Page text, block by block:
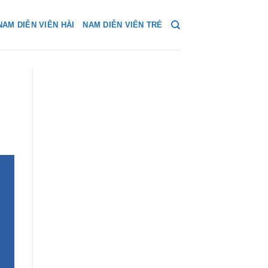
DIỄN VIÊN HÀI NAM DIỄN VIÊN TRẺ